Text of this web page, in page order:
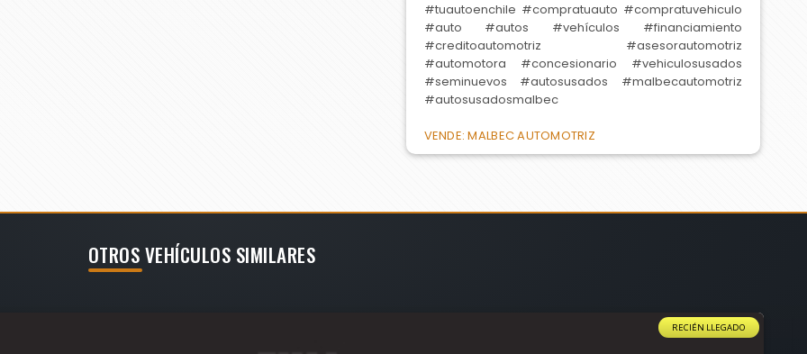
#tuautoenchile #compratuauto #compratuvehiculo
#auto #autos #vehículos #financiamiento
#creditoautomotriz #asesorautomotriz
#automotora #concesionario #vehiculosusados
#seminuevos #autosusados #malbecautomotriz
#autosusadosmalbec
VENDE: MALBEC AUTOMOTRIZ
OTROS VEHÍCULOS SIMILARES
RECIÉN LLEGADO